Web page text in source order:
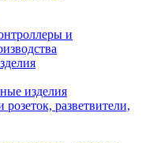
и
изделия
разветвители,